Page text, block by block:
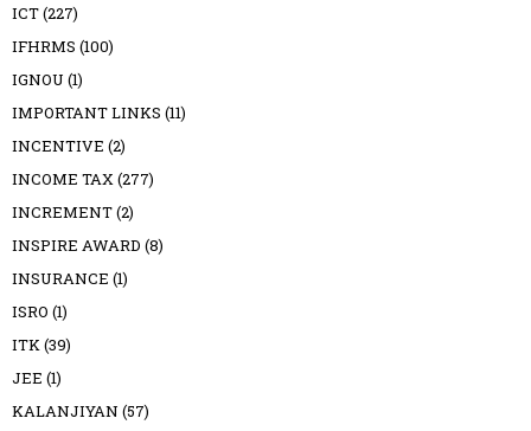
ICT(227)
IFHRMS (100)
IGNOU (1)
IMPORTANT LINKS (11)
INCENTIVE (2)
INCOME TAX(277)
INCREMENT(2)
INSPIRE AWARD (8)
INSURANCE (1)
ISRO (1)
ITK(39)
JEE (1)
KALANJIYAN (57)